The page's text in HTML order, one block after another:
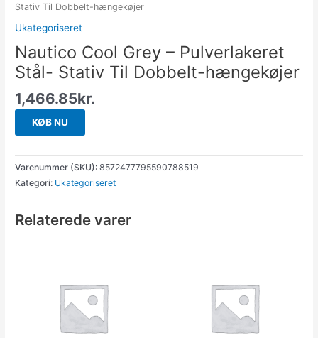
Stativ Til Dobbelt-hængekøjer
Ukategoriseret
Nautico Cool Grey – Pulverlakeret
Stål- Stativ Til Dobbelt-hængekøjer
1,466.85kr.
KØB NU
Varenummer (SKU):8572477795590788519
Kategori: Ukategoriseret
Relaterede varer